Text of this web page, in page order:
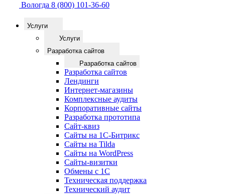
Вологда 8 (800) 101-36-60
Услуги
Услуги
Разработка сайтов
Разработка сайтов
Разработка сайтов
Лендинги
Интернет-магазины
Комплексные аудиты
Корпоративные сайты
Разработка прототипа
Сайт-квиз
Сайты на 1С-Битрикс
Сайты на Tilda
Сайты на WordPress
Сайты-визитки
Обмены с 1С
Техническая поддержка
Технический аудит